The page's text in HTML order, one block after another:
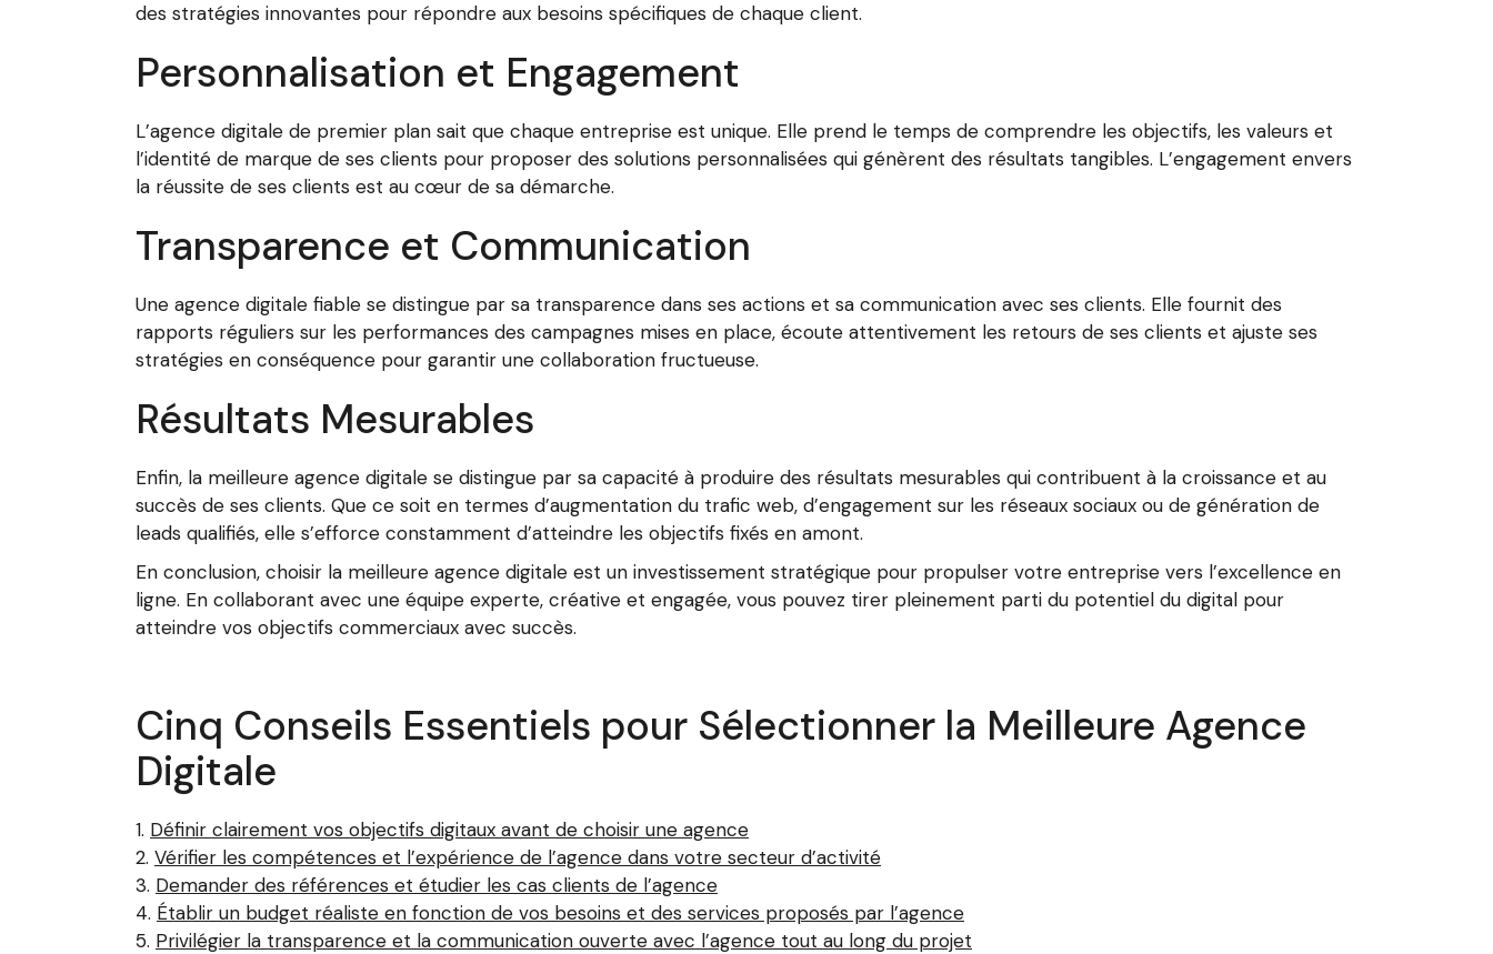
des stratégies innovantes pour répondre aux besoins spécifiques de chaque client.
Personnalisation et Engagement
L’agence digitale de premier plan sait que chaque entreprise est unique. Elle prend le temps de comprendre les objectifs, les valeurs et
l’identité de marque de ses clients pour proposer des solutions personnalisées qui génèrent des résultats tangibles. L’engagement envers
la réussite de ses clients est au cœur de sa démarche.
Transparence et Communication
Une agence digitale fiable se distingue par sa transparence dans ses actions et sa communication avec ses clients. Elle fournit des
rapports réguliers sur les performances des campagnes mises en place, écoute attentivement les retours de ses clients et ajuste ses
stratégies en conséquence pour garantir une collaboration fructueuse.
Résultats Mesurables
Enfin, la meilleure agence digitale se distingue par sa capacité à produire des résultats mesurables qui contribuent à la croissance et au
succès de ses clients. Que ce soit en termes d’augmentation du trafic web, d’engagement sur les réseaux sociaux ou de génération de
leads qualifiés, elle s’efforce constamment d’atteindre les objectifs fixés en amont.
En conclusion, choisir la meilleure agence digitale est un investissement stratégique pour propulser votre entreprise vers l’excellence en
ligne. En collaborant avec une équipe experte, créative et engagée, vous pouvez tirer pleinement parti du potentiel du digital pour
atteindre vos objectifs commerciaux avec succès.
Cinq Conseils Essentiels pour Sélectionner la Meilleure Agence
Digitale
Définir clairement vos objectifs digitaux avant de choisir une agence
Vérifier les compétences et l’expérience de l’agence dans votre secteur d’activité
Demander des références et étudier les cas clients de l’agence
Établir un budget réaliste en fonction de vos besoins et des services proposés par l’agence
Privilégier la transparence et la communication ouverte avec l’agence tout au long du projet